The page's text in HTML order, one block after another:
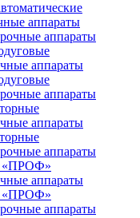
аппараты
аппараты
аппараты
аппараты
«ПРОФ»